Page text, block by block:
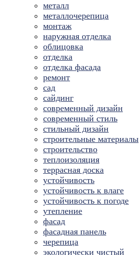
металл
металлочерепица
монтаж
наружная отделка
облицовка
отделка
отделка фасада
ремонт
сад
сайдинг
современный дизайн
современный стиль
стильный дизайн
строительные материалы
строительство
теплоизоляция
террасная доска
устойчивость
устойчивость к влаге
устойчивость к погоде
утепление
фасад
фасадная панель
черепица
экологически чистый